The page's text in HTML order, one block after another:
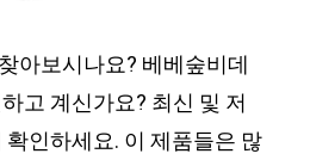
아보시나요? 베베숲비데
고 계신가요? 최신 및 저
인하세요. 이 제품들은 많